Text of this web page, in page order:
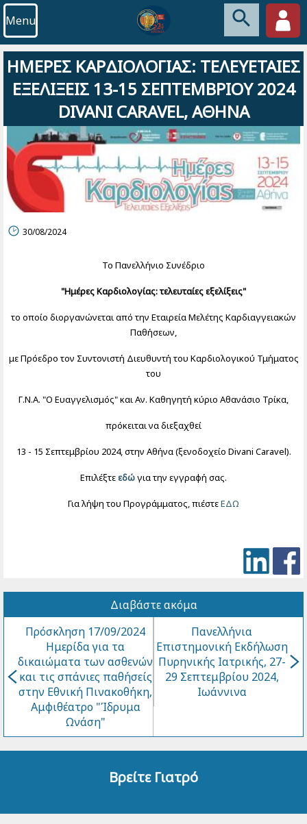
Menu
ΗΜΕΡΕΣ ΚΑΡΔΙΟΛΟΓΙΑΣ: ΤΕΛΕΥΕΤΑΙΕΣ
ΕΞΕΛΙΞΕΙΣ 13-15 ΣΕΠΤΕΜΒΡΙΟΥ 2024
DIVANI CARAVEL, ΑΘΗΝΑ
30/08/2024
Το Πανελλήνιο Συνέδριο
"Ημέρες Καρδιολογίας: τελευταίες εξελίξεις"
το οποίο διοργανώνεται από την Εταιρεία Μελέτης Καρδιαγγειακών
Παθήσεων,
με Πρόεδρο τον Συντονιστή Διευθυντή του Καρδιολογικού Τμήματος
του
Γ.Ν.Α. "Ο Ευαγγελισμός" και Αν. Καθηγητή κύριο Αθανάσιο Τρίκα,
πρόκειται να διεξαχθεί
13 - 15 Σεπτεμβρίου 2024, στην Αθήνα (ξενοδοχείο Divani Caravel).
Επιλέξτεεδώγια την εγγραφή σας.
Για λήψη του Προγράμματος, πιέστεΕΔΩ
Διαβάστε ακόμα
Πρόσκληση 17/09/2024
Ημερίδα για τα
δικαιώματα των ασθενών
και τις σπάνιες παθήσείς
στην Εθνική Πινακοθήκη,
Αμφιθέατρο "Ίδρυμα
Ωνάση"
Πανελλήνια
Επιστημονική Εκδήλωση
Πυρηνικής Ιατρικής, 27-
29 Σεπτεμβρίου 2024,
Ιωάννινα
Βρείτε Γιατρό